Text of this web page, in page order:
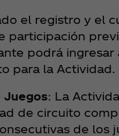
el registro y el
participación
podrá ingresar
para la Actividad.
Juegos: La
de circuito
de los